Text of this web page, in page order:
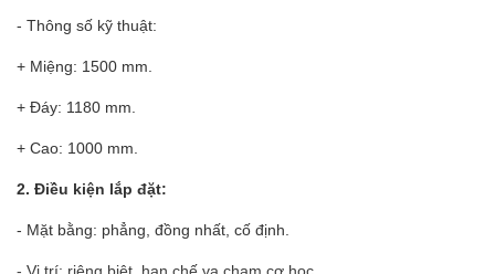
- Thông số kỹ thuật:
+ Miệng: 1500 mm.
+ Đáy: 1180 mm.
+ Cao: 1000 mm.
2. Điều kiện lắp đặt:
- Mặt bằng: phẳng, đồng nhất, cố định.
- Vị trí: riêng biệt, hạn chế va chạm cơ học.